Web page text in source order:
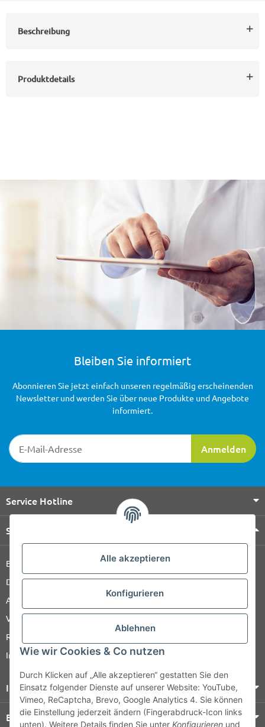
Alle akzeptieren
Konfigurieren
Ablehnen
Wie wir Cookies & Co nutzen
Durch Klicken auf „Alle akzeptieren“ gestatten Sie den
Einsatz folgender Dienste auf unserer Website: YouTube,
Vimeo, ReCaptcha, Brevo, Google Analytics 4. Sie können
die Einstellung jederzeit ändern (Fingerabdruck-Icon links
unten). Weitere Details finden Sie unter Konfigurieren und
Beschreibung
Produktdetails
Bleiben Sie informiert
Newsletter-Registrierung
Anmelden
Abonnieren Sie jetzt einfach unseren regelmäßig erscheinenden
Newsletter und werden Sie über neue Produkte und Angebote
informiert.
Service Hotline
Shop Service
Barrierefreiheitserklärung
Datenschutz
AGB
Versandinformationen
Retour
Impressum
Informationen
Bezahlung & Versand